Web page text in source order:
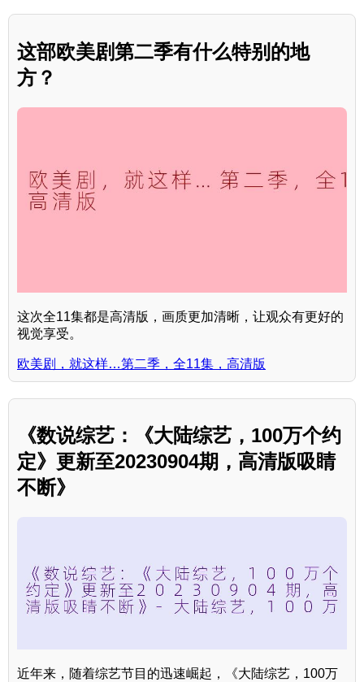
这部欧美剧第二季有什么特别的地
方？
这次全11集都是高清版，画质更加清晰，让观众有更好的
视觉享受。
欧美剧，就这样…第二季，全11集，高清版
《数说综艺：《大陆综艺，100万个约
定》更新至20230904期，高清版吸睛
不断》
近年来，随着综艺节目的迅速崛起，《大陆综艺，100万